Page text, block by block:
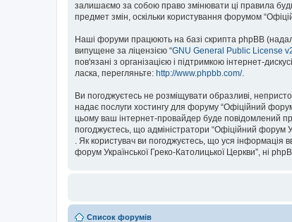
залишаємо за собою право змінювати ці правила
предмет змін, оскільки користування форумом
Наші форуми працюють на базі скрипта phpBB
випущене за ліцензією “GNU General Public License
пов'язані з організацією і підтримкою інтернет-
ласка, перегляньте: http://www.phpbb.com/.
Ви погоджуєтесь не розміщувати образливі,
надає послуги хостингу для форуму “Офіційний форум
цьому ваш інтернет-провайдер буде повідомлений
погоджуєтесь, що адміністратори “Офіційний форум
. Як користувач ви погоджуєтесь, що уся інформація
форум Української Греко-Католицької Церкви”, ні
Список форумів